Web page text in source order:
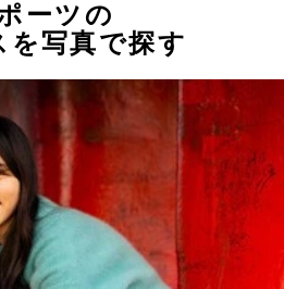
ーツの
を写真で探す